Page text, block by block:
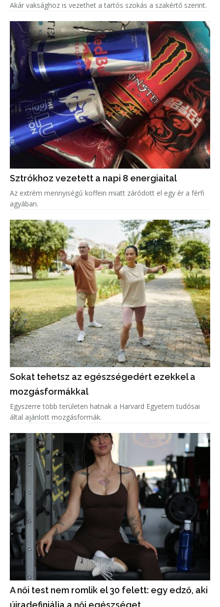
Akár vaksághoz is vezethet a tartós szokás a szakértő szerint.
Sztrókhoz vezetett a napi 8 energiaital
Az extrém mennyiségű koffein miatt záródott el egy ér a férfi
agyában.
Sokat tehetsz az egészségedért ezekkel a
mozgásformákkal
Egyszerre több területen hatnak a Harvard Egyetem tudósai
által ajánlott mozgásformák.
A női test nem romlik el 30 felett: egy edző, aki
újradefiniálja a női egészséget